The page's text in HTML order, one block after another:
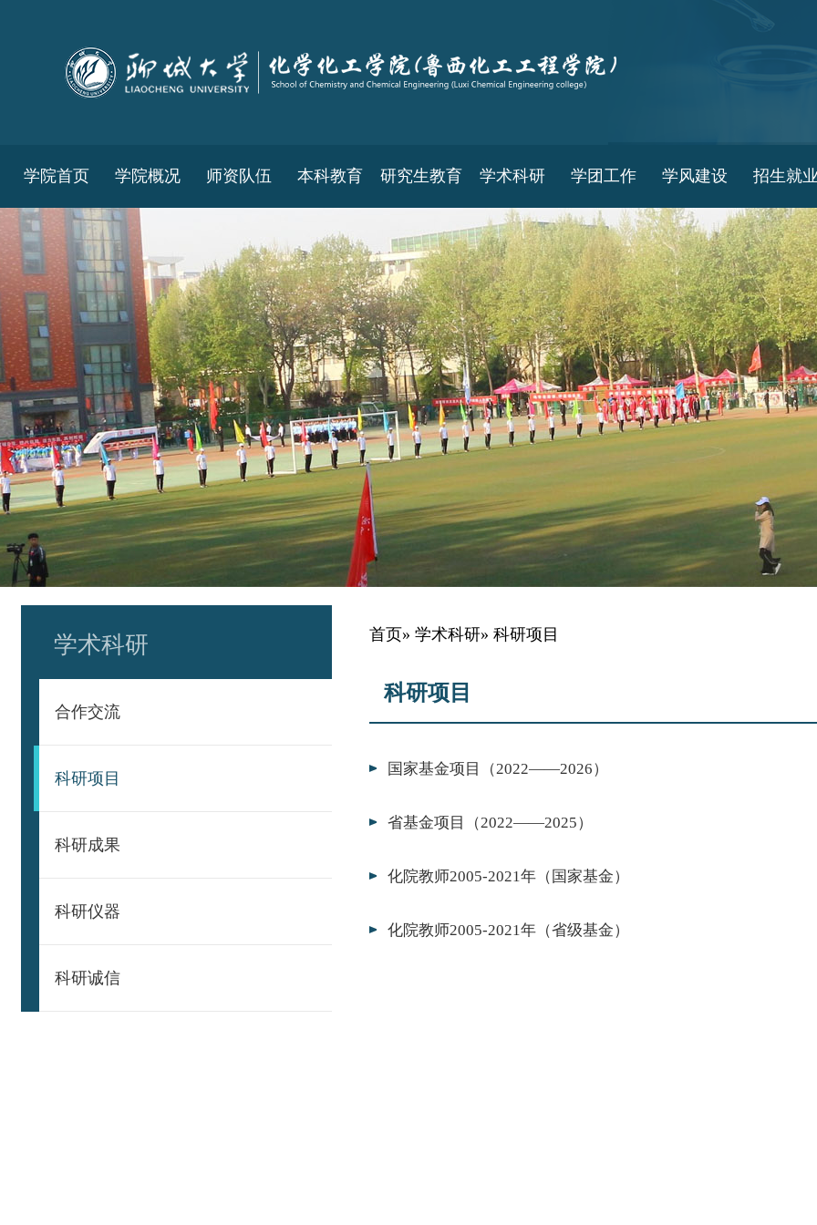
学院首页 学院概况 师资队伍 本科教育 研究生教育 学术科研 学团工作 学风建设 招生就
教务工作
学术科研
合作交流
科研项目
科研成果
科研仪器
科研诚信
首页» 学术科研» 科研项目
科研项目
国家基金项目（2022——2026）
省基金项目（2022——2025）
化院教师2005-2021年（国家基金）
化院教师2005-2021年（省级基金）